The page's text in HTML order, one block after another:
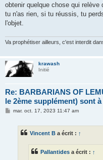
obtenir quelque chose qui relève
tu n'as rien, si tu réussis, tu
l'objet.
Va prophétiser ailleurs, c'est interdit
krawash
Initié
Re: BARBARIANS OF
le 2ème supplément) sont
Mmar. oct. 17, 2023 11:47 am
Vincent B a écrit : ↑
Pallantides a écrit : ↑